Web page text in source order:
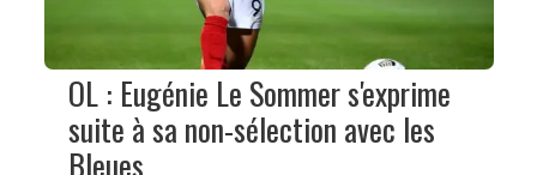
OL : Eugénie Le Sommer s'exprime
suite à sa non-sélection avec les
Bleues